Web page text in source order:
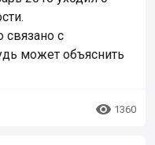
связано с
может объяснить
 1360